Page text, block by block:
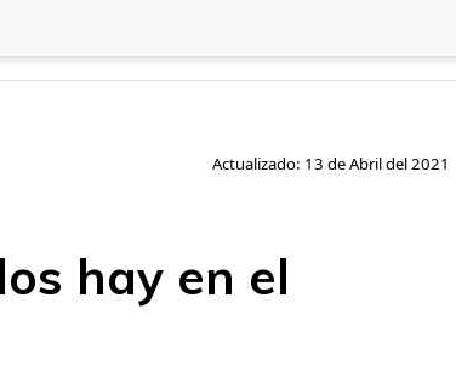
Actualizado: 13 de Abril del 2021
hay en el